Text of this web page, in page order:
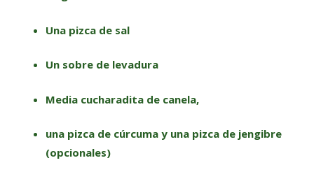
Una pizca de sal
Un sobre de levadura
Media cucharadita de canela,
una pizca de cúrcuma y una pizca de jengibre
(opcionales)